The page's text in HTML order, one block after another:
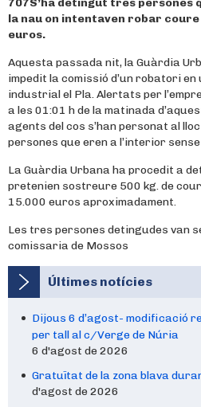
707S’ha detingut tres persones
la nau on intentaven robar coure
euros.
Aquesta passada nit, la Guàrdia
impedit la comissió d’un robatori en
industrial el Pla. Alertats per
a les 01:01 h de la matinada
agents del cos s’han personat al
persones que eren a l’interior
La Guàrdia Urbana ha procedit a
pretenien sostreure 500 kg. de
15.000 euros aproximadament.
Les tres persones detingudes van
comissaria de Mossos
Últimes notícies
Dijous 6 d’agost- modificació
per tall al c/Verge de Núria
6 d'agost de 2026
Gratuïtat de la zona blava
d'agost de 2026